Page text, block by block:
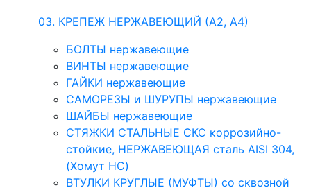
03. КРЕПЕЖ НЕРЖАВЕЮЩИЙ (А2, А4)
БОЛТЫ нержавеющие
ВИНТЫ нержавеющие
ГАЙКИ нержавеющие
САМОРЕЗЫ и ШУРУПЫ нержавеющие
ШАЙБЫ нержавеющие
СТЯЖКИ СТАЛЬНЫЕ СКС коррозийно-
стойкие, НЕРЖАВЕЮЩАЯ сталь AISI 304,
(Хомут НС)
ВТУЛКИ КРУГЛЫЕ (МУФТЫ) со сквозной